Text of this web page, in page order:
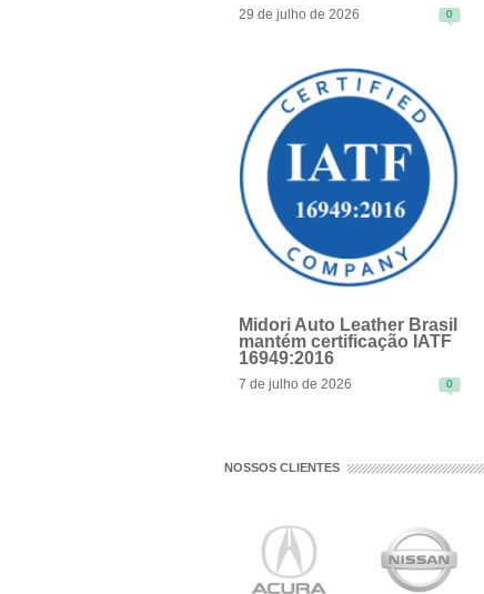
READ MORE
29 de julho de 2026 0
Midori Auto Leather Brasil
mantém certificação IATF
16949:2016
7 de julho de 2026 0
NOSSOS CLIENTES